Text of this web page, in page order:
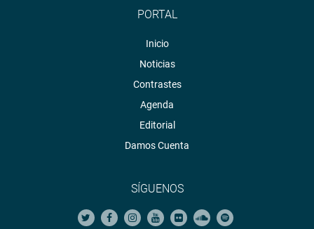
PORTAL
Inicio
Noticias
Contrastes
Agenda
Editorial
Damos Cuenta
SÍGUENOS